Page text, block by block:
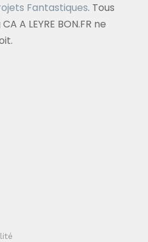
Fantastiques. Tous
A LEYRE BON.FR ne